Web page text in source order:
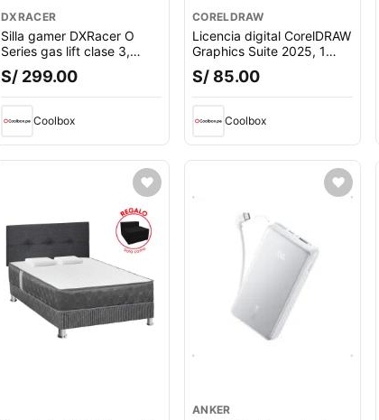
DXRACER
Silla gamer DXRacer O
Series gas lift clase 3,
tapiz cuero pu, máx. 100
kg, inclinación 90 - 135°,
negro
S/ 299.00
Coolbox
CORELDRAW
Licencia digital CorelDRAW
Graphics Suite 2025, 1
dispositivo, compatible
con macOS, duración 1
año
S/ 85.00
Coolbox
ANKER